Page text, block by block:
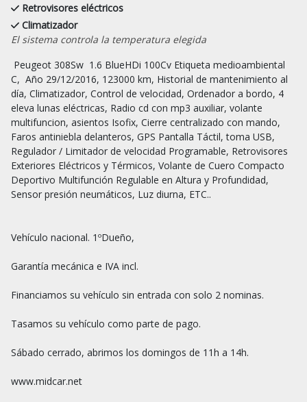
Retrovisores eléctricos
Climatizador
El sistema controla la temperatura elegida
C,  Año 29/12/2016, 123000 km, Historial de mantenimiento al
día, Climatizador, Control de velocidad, Ordenador a bordo, 4
eleva lunas eléctricas, Radio cd con mp3 auxiliar, volante
multifuncion, asientos Isofix, Cierre centralizado con mando,
Faros antiniebla delanteros, GPS Pantalla Táctil, toma USB,
Regulador / Limitador de velocidad Programable, Retrovisores
Exteriores Eléctricos y Térmicos, Volante de Cuero Compacto
Deportivo Multifunción Regulable en Altura y Profundidad,
Sensor presión neumáticos, Luz diurna, ETC..
Vehículo nacional. 1ºDueño,
Garantía mecánica e IVA incl.
Financiamos su vehículo sin entrada con solo 2 nominas.
Tasamos su vehículo como parte de pago.
Sábado cerrado, abrimos los domingos de 11h a 14h.
www.midcar.net